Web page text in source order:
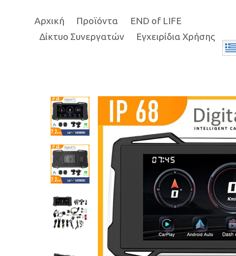
Αρχική Προϊόντα
END of LIFE
Δίκτυο Συνεργατών
Εγχειρίδια Χρήσης